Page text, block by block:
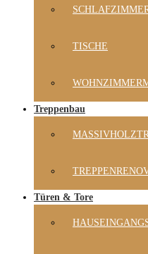
TISCHE
Treppenbau
Türen & Tore